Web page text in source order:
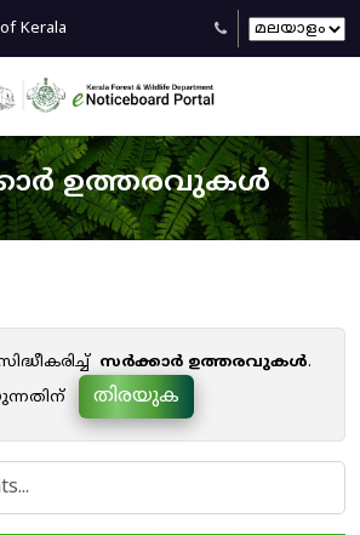
Kerala
ഉത്തരവുകൾ
സർക്കാർ ഉത്തരവുകൾ.
തിരയുക